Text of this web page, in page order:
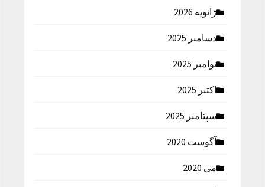
ژانویه 2026
دسامبر 2025
نوامبر 2025
اکتبر 2025
سپتامبر 2025
آگوست 2020
می 2020